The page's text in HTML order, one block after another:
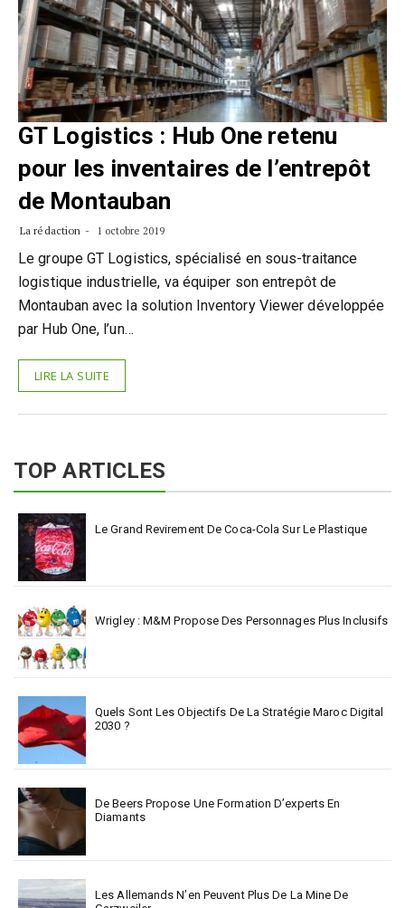
GT Logistics : Hub One retenu
pour les inventaires de l’entrepôt
de Montauban
La rédaction 1 octobre 2019
Le groupe GT Logistics, spécialisé en sous-traitance
logistique industrielle, va équiper son entrepôt de
Montauban avec la solution Inventory Viewer développée
par Hub One, l’un…
LIRE LA SUITE
TOP ARTICLES
Le Grand Revirement De Coca-Cola Sur Le Plastique
Wrigley : M&M Propose Des Personnages Plus Inclusifs
Quels Sont Les Objectifs De La Stratégie Maroc Digital
2030 ?
De Beers Propose Une Formation D’experts En
Diamants
Les Allemands N’en Peuvent Plus De La Mine De